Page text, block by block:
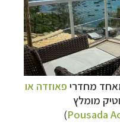
מחדרי פאוזדה או
מומלץ
Pousada
)